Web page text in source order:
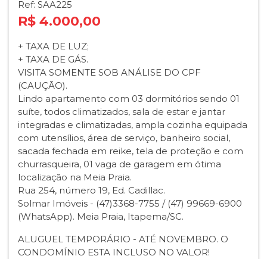
Ref: SAA225
R$ 4.000,00
+ TAXA DE LUZ;
+ TAXA DE GÁS.
VISITA SOMENTE SOB ANÁLISE DO CPF
(CAUÇÃO).
Lindo apartamento com 03 dormitórios sendo 01
suíte, todos climatizados, sala de estar e jantar
integradas e climatizadas, ampla cozinha equipada
com utensílios, área de serviço, banheiro social,
sacada fechada em reike, tela de proteção e com
churrasqueira, 01 vaga de garagem em ótima
localização na Meia Praia.
Rua 254, número 19, Ed. Cadillac.
Solmar Imóveis - (47)3368-7755 / (47) 99669-6900
(WhatsApp). Meia Praia, Itapema/SC.
ALUGUEL TEMPORÁRIO - ATÉ NOVEMBRO. O
CONDOMÍNIO ESTA INCLUSO NO VALOR!